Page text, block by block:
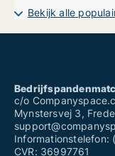
Commercial
Commercial
Commercial
Commercial
Commercial
Commercial
Commercial
Commercial
Commercial
Bekijk alle
c/o
Mynstersvej 3,
CVR: 36997761